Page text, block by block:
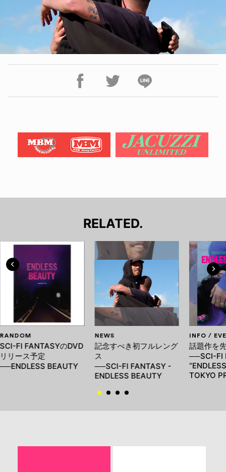
RELATED.
RANDOM
SCI-FI FANTASYのDVD
リリース予定
──ENDLESS BEAUTY
NEWS
記念すべき初フルレング
ス
──SCI-FI FANTASY -
ENDLESS BEAUTY
INFO /
話題作を
──SCI-FI
TOKYO